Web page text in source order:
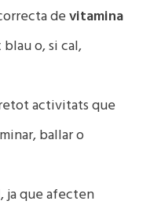
devitamina
o, si cal,
activitats que
ballar o
, ja que afecten